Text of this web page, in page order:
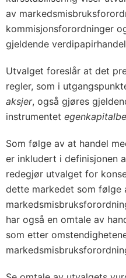
av
kommisjonsforordninger
gjeldende
Utvalget foreslår at det
regler, som i
aksjer, også gjøres
instrumentet
Som følge av at handel
er inkludert i definisjonen
redegjør utvalget for
dette markedet som følge
har også en omtale av
som etter